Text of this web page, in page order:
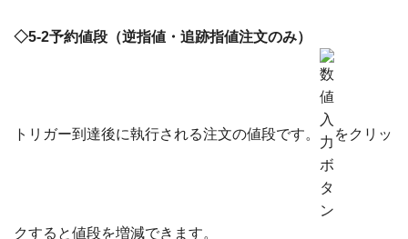
◇5-2予約値段（逆指値・追跡指値注文のみ）
トリガー到達後に執行される注文の値段です。 をクリッ
クすると値段を増減できます。